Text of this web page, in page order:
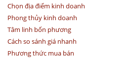
Chọn địa điểm kinh doanh
Phong thủy kinh doanh
Tâm linh bốn phương
Cách so sánh giá nhanh
Phương thức mua bán